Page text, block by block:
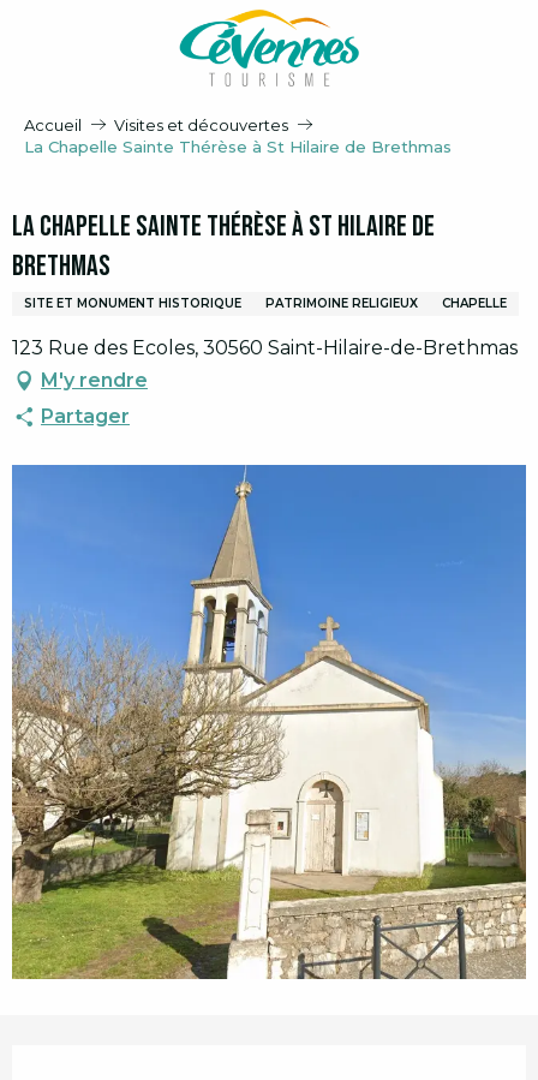
Accueil
Visites et découvertes
La Chapelle Sainte Thérèse à St Hilaire de Brethmas
La Chapelle Sainte Thérèse à St Hilaire de
Brethmas
SITE ET MONUMENT HISTORIQUE PATRIMOINE RELIGIEUX CHAPELLE
123 Rue des Ecoles, 30560 Saint-Hilaire-de-Brethmas
M'y rendre
Partager